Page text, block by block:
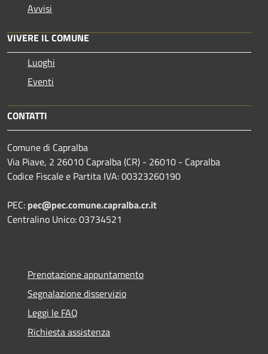
Avvisi
VIVERE IL COMUNE
Luoghi
Eventi
CONTATTI
Comune di Capralba
Via Piave, 2 26010 Capralba (CR) - 26010 - Capralba
Codice Fiscale e Partita IVA: 00323260190
PEC: pec@pec.comune.capralba.cr.it
Centralino Unico: 03734521
Prenotazione appuntamento
Segnalazione disservizio
Leggi le FAQ
Richiesta assistenza